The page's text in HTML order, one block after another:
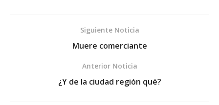
Siguiente Noticia
Muere comerciante
Anterior Noticia
¿Y de la ciudad región qué?